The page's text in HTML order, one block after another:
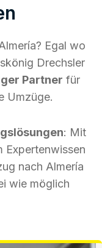
Egal wo
Drechsler
Partner für
Umzüge.
: Mit
Expertenwissen
nach Almería
wie möglich